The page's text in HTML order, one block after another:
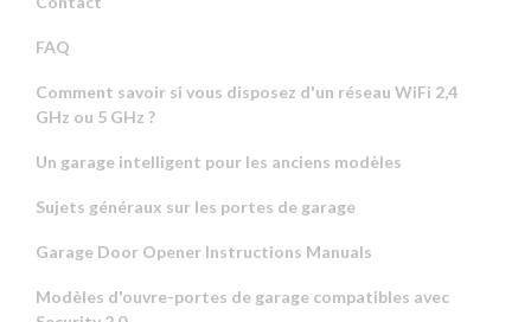
FAQ
Comment savoir si vous disposez d'un réseau WiFi 2,4
GHz ou 5 GHz ?
Un garage intelligent pour les anciens modèles
Sujets généraux sur les portes de garage
Garage Door Opener Instructions Manuals
Modèles d'ouvre-portes de garage compatibles avec